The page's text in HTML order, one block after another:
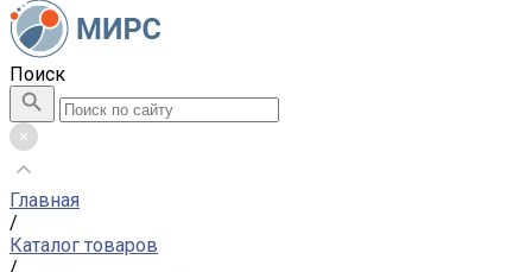
Поиск
Главная
/
Каталог товаров